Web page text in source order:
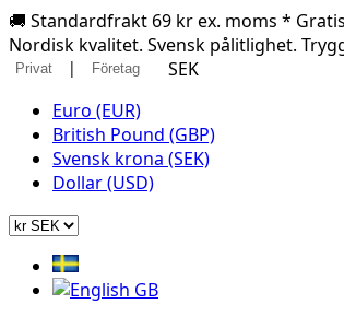
🚚 Standardfrakt 69 kr ex. moms *
Nordisk kvalitet. Svensk pålitlighet.
Privat | Företag
SEK
Euro (EUR)
British Pound (GBP)
Svensk krona (SEK)
Dollar (USD)